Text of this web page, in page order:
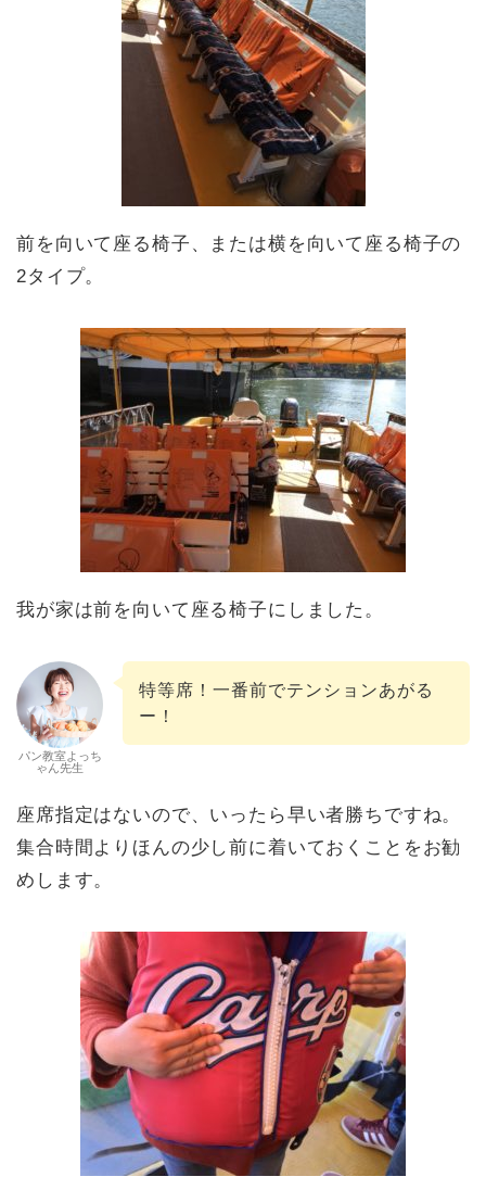
前を向いて座る椅子、または横を向いて座る椅子の
2タイプ。
我が家は前を向いて座る椅子にしました。
パン教室よっち
ゃん先生
特等席！一番前でテンションあがる
ー！
座席指定はないので、いったら早い者勝ちですね。
集合時間よりほんの少し前に着いておくことをお勧
めします。